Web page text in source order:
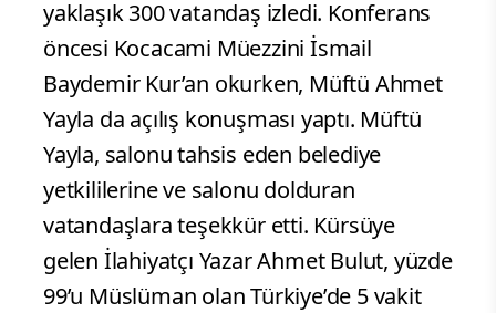
yaklaşık 300 vatandaş izledi. Konferans
öncesi Kocacami Müezzini İsmail
Baydemir Kur’an okurken, Müftü Ahmet
Yayla da açılış konuşması yaptı. Müftü
Yayla, salonu tahsis eden belediye
yetkililerine ve salonu dolduran
vatandaşlara teşekkür etti. Kürsüye
gelen İlahiyatçı Yazar Ahmet Bulut, yüzde
99’u Müslüman olan Türkiye’de 5 vakit